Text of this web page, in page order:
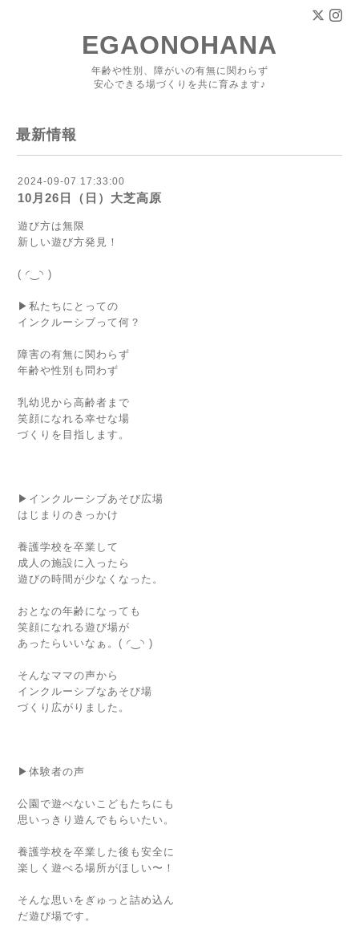
EGAONOHANA
年齢や性別、障がいの有無に関わらず
安心できる場づくりを共に育みます♪
最新情報
2024-09-07 17:33:00
10月26日（日）大芝高原
遊び方は無限
新しい遊び方発見！
( ◜‿◝ )
▶︎私たちにとっての
インクルーシブって何？
障害の有無に関わらず
年齢や性別も問わず
乳幼児から高齢者まで
笑顔になれる幸せな場
づくりを目指します。
▶︎インクルーシブあそび広場
はじまりのきっかけ
養護学校を卒業して
成人の施設に入ったら
遊びの時間が少なくなった。
おとなの年齢になっても
笑顔になれる遊び場が
あったらいいなぁ。( ◜‿◝ )
そんなママの声から
インクルーシブなあそび場
づくり広がりました。
▶体験者の声
公園で遊べないこどもたちにも
思いっきり遊んでもらいたい。
養護学校を卒業した後も安全に
楽しく遊べる場所がほしい〜！
そんな思いをぎゅっと詰め込ん
だ遊び場です。